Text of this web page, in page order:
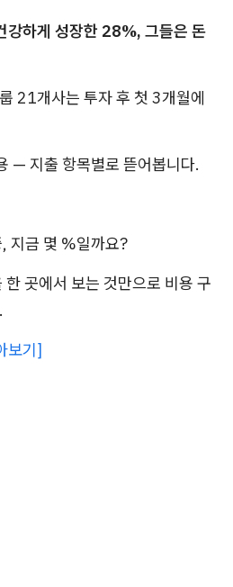
하게 성장한 28%, 그들은 돈
21개사는 투자 후 첫 3개월에
— 지출 항목별로 뜯어봅니다.
지금 몇 %일까요?
곳에서 보는 것만으로 비용 구
보기]